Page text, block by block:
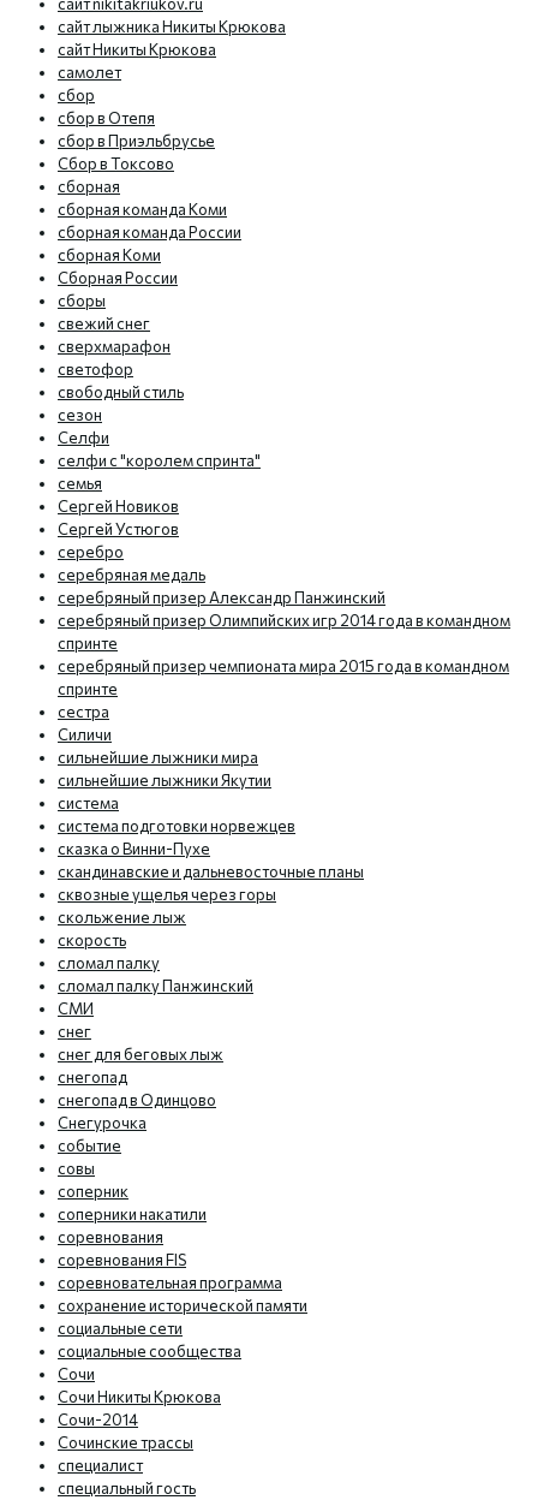
сайт лыжника Никиты Крюкова
сайт Никиты Крюкова
самолет
сбор
сбор в Отепя
сбор в Приэльбрусье
Сбор в Токсово
сборная
сборная команда Коми
сборная команда России
сборная Коми
Сборная России
сборы
свежий снег
сверхмарафон
светофор
свободный стиль
сезон
Селфи
селфи с "королем спринта"
семья
Сергей Новиков
Сергей Устюгов
серебро
серебряная медаль
серебряный призер Александр Панжинский
серебряный призер Олимпийских игр 2014 года в командном
спринте
серебряный призер чемпионата мира 2015 года в командном
спринте
сестра
Силичи
сильнейшие лыжники мира
сильнейшие лыжники Якутии
система
система подготовки норвежцев
сказка о Винни-Пухе
скандинавские и дальневосточные планы
сквозные ущелья через горы
скольжение лыж
скорость
сломал палку
сломал палку Панжинский
СМИ
снег
снег для беговых лыж
снегопад
снегопад в Одинцово
Снегурочка
событие
совы
соперник
соперники накатили
соревнования
соревнования FIS
соревновательная программа
сохранение исторической памяти
социальные сети
социальные сообщества
Сочи
Сочи Никиты Крюкова
Сочи-2014
Сочинские трассы
специалист
специальный гость